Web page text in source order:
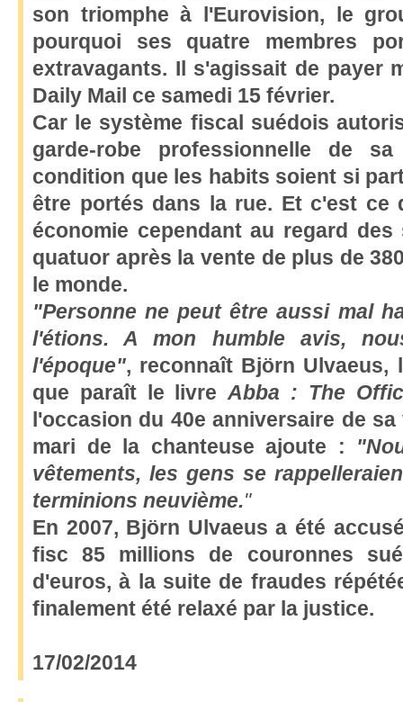
son triomphe à l'Eurovision, le
pourquoi ses quatre membres
extravagants. Il s'agissait de payer
Daily Mail ce samedi 15 février.
Car le système fiscal suédois
garde-robe professionnelle de
condition que les habits soient si
être portés dans la rue. Et c'est ce
économie cependant au regard
quatuor après la vente de plus de
le monde.
"Personne ne peut être aussi mal
l'étions.A mon humble avis,
l'époque", reconnaît Björn Ulvaeus,
que paraît le livreAbba : The
l'occasion du 40e anniversaire de
mari de la chanteuse ajoute : "N
vêtements, les gens se
terminions neuvième."
En 2007, Björn Ulvaeus a été
fisc 85 millions de couronnes
d'euros, à la suite de fraudes
finalement été relaxé par la justice.
17/02/2014